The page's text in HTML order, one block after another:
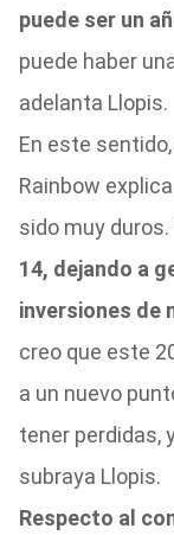
puede ser un
puede haber
adelanta Llopis.
En este
Rainbow
sido muy duros.
14, dejando a
inversiones de
creo que este
a un nuevo
tener perdidas,
subraya Llopis.
Respecto al